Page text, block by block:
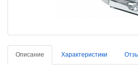
Описание Характеристики